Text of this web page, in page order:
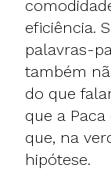
eficiência.
palavras-
também
do que
que a
que, na
hipótese.